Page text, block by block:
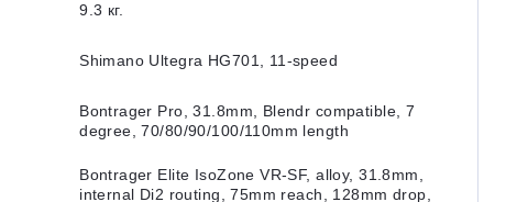
9.3 кг.
Shimano Ultegra HG701, 11-speed
Bontrager Pro, 31.8mm, Blendr compatible, 7
degree, 70/80/90/100/110mm length
Bontrager Elite IsoZone VR-SF, alloy, 31.8mm,
internal Di2 routing, 75mm reach, 128mm drop,